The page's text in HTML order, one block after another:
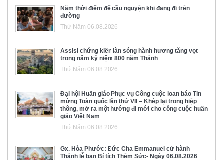
Năm thời điểm để cầu nguyện khi đang đi trên
đường
Thứ Năm 06.08.2026
Assisi chứng kiến làn sóng hành hương tăng vọt
trong năm kỷ niệm 800 năm Thánh
Thứ Năm 06.08.2026
Đại hội Huấn giáo Phục vụ Công cuộc loan báo Tin
mừng Toàn quốc lần thứ VII – Khép lại trong hiệp
thông, mở ra một hướng đi mới cho công cuộc huấn
giáo Việt Nam
Thứ Năm 06.08.2026
Gx. Hòa Phước: Đức Cha Emmanuel cử hành
Thánh lễ ban Bí tích Thêm Sức- Ngày 06.08.2026